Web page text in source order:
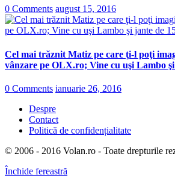
0 Comments august 15, 2016
Cel mai trăznit Matiz pe care ţi-l poţi
vânzare pe OLX.ro; Vine cu uşi Lambo
0 Comments ianuarie 26, 2016
Despre
Contact
Politică de confidențialitate
© 2006 - 2016 Volan.ro - Toate drepturile
Închide fereastră